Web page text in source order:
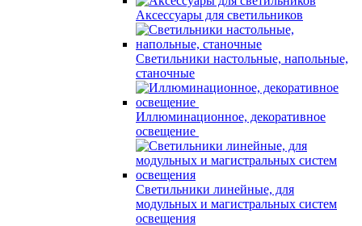
Аксессуары для светильников
Светильники настольные, напольные,
станочные
Иллюминационное, декоративное
освещение
Светильники линейные, для
модульных и магистральных систем
освещения